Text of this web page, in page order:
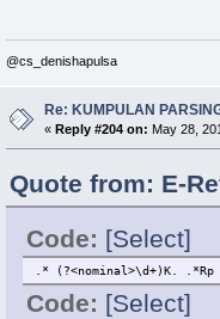
@cs_denishapulsa
Re: KUMPULAN
« Reply #204 on: May 28,
Quote from: E-
Code: [Select]
.* (?<nominal>\d+)K.
Code: [Select]